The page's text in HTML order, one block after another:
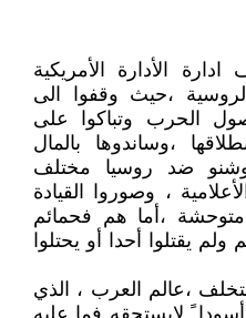
الأدارة الأمريكية
الروسية ،حيث وقفوا الى
الحرب وتباكوا على
،وساندوها بالمال
وشنو ضد روسيا مختلف
، وصوروا القيادة
متوحشة ،أما هم فحمائم
يقتلوا أحدا أو يحتلوا
،عالم العرب ، الذي